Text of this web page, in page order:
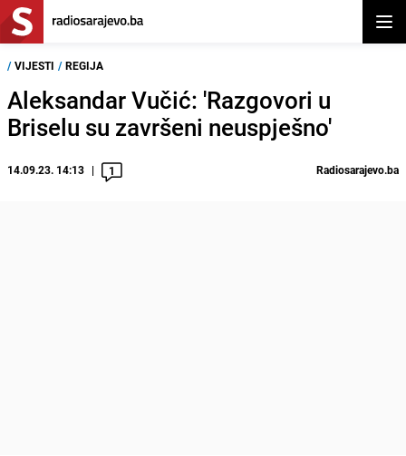
/ VIJESTI / REGIJA
Aleksandar Vučić: 'Razgovori u
Briselu su završeni neuspješno'
14.09.23. 14:13 1 Radiosarajevo.ba